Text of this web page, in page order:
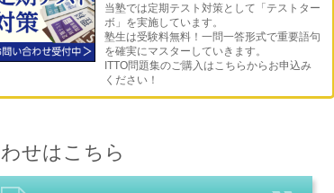
当塾では定期テスト対策として「テストター
ボ」を実施しています。
塾生は受験料無料！一問一答形式で重要語句
を確実にマスターしていきます。
ITTO問題集のご購入はこちらからお申込み
ください！
せはこちら